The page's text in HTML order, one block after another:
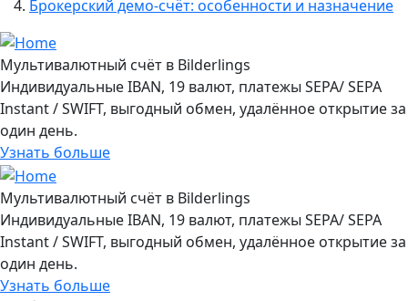
Брокерский демо-счёт: особенности и назначение
Мультивалютный счёт в Bilderlings
Индивидуальные IBAN, 19 валют, платежы SEPA/ SEPA
Instant / SWIFT, выгодный обмен, удалённое открытие за
один день.
Узнать больше
Мультивалютный счёт в Bilderlings
Индивидуальные IBAN, 19 валют, платежы SEPA/ SEPA
Instant / SWIFT, выгодный обмен, удалённое открытие за
один день.
Узнать больше